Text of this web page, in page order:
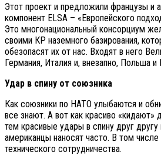
Этот проект и предложили французы и
компонент ELSA – «Европейского
Это многонациональный консорциум
своими КР наземного базирования,
обезопасят их от нас. Входят в него
Германия, Италия и, внезапно, Польша
Удар в спину от союзника
Как союзники по НАТО улыбаются и
все знают. А вот как красиво
тем красивые удары в спину друг другу
американцы наносят часто. В том
технического сотрудничества.